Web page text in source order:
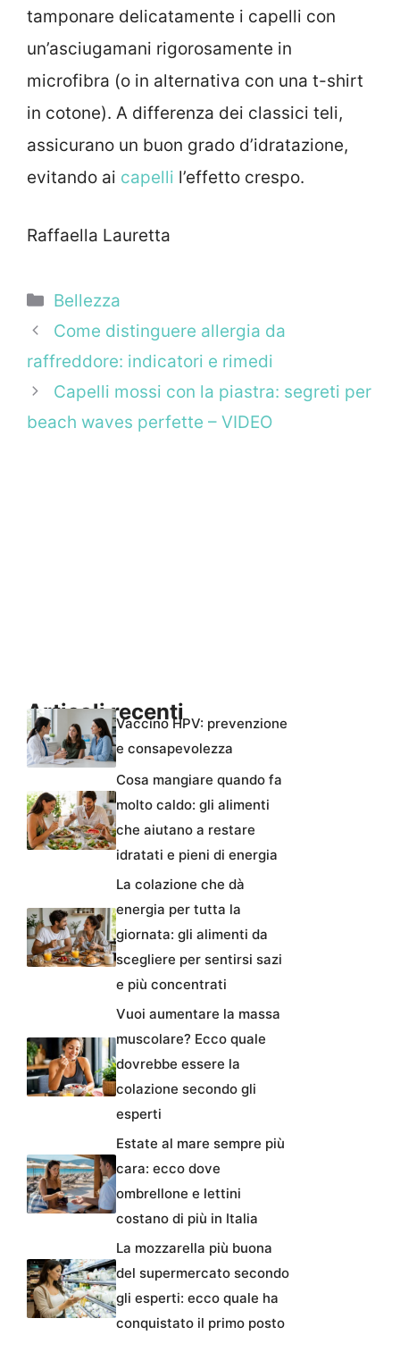
tamponare delicatamente i capelli con
un’asciugamani rigorosamente in
microfibra (o in alternativa con una t-shirt
in cotone). A differenza dei classici teli,
assicurano un buon grado d’idratazione,
evitando ai capelli l’effetto crespo.
Raffaella Lauretta
Categorie
Bellezza
Come distinguere allergia da
raffreddore: indicatori e rimedi
Capelli mossi con la piastra: segreti per
beach waves perfette – VIDEO
Articoli recentiVaccino HPV: prevenzione
e consapevolezza
Cosa mangiare quando fa
molto caldo: gli alimenti
che aiutano a restare
idratati e pieni di energia
La colazione che dà
energia per tutta la
giornata: gli alimenti da
scegliere per sentirsi sazi
e più concentrati
Vuoi aumentare la massa
muscolare? Ecco quale
dovrebbe essere la
colazione secondo gli
esperti
Estate al mare sempre più
cara: ecco dove
ombrellone e lettini
costano di più in Italia
La mozzarella più buona
del supermercato secondo
gli esperti: ecco quale ha
conquistato il primo posto